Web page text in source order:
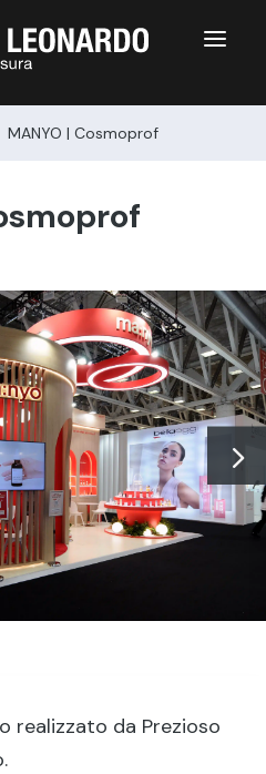
a
MANYO | Cosmoprof
realizzato da Prezioso